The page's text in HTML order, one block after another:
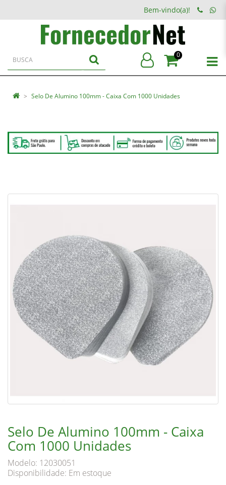
Bem-vindo(a)!
0
Selo De Alumino 100mm - Caixa Com 1000 Unidades
Selo De Alumino 100mm - Caixa
Com 1000 Unidades
Modelo: 12030051
Disponibilidade: Em estoque